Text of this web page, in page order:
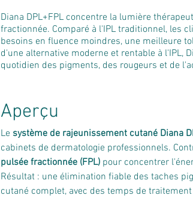
Diana DPL+FPL concentre la lumière
fractionnée. Comparé à l'IPL traditionnel, les
besoins en fluence moindres, une meilleure
d'une alternative moderne et rentable à l'IPL,
quotidien des pigments, des rougeurs et de
Aperçu
Le système de rajeunissement cutané Diana
cabinets de dermatologie professionnels.
pulsée fractionnée (FPL) pour concentrer
Résultat : une élimination fiable des taches
cutané complet, avec des temps de